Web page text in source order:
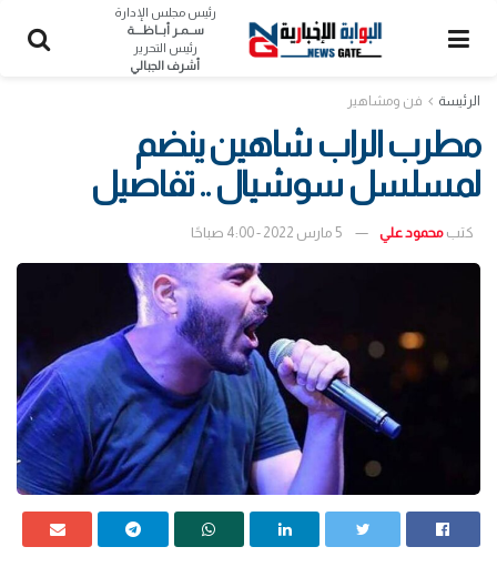
رئيس مجلس الإدارة
ســمـر أبــاظــــة
رئيس التحرير
أشرف الجبالي
الرئيسة فن ومشاهير
مطرب الراب شاهين ينضم
لمسلسل سوشيال .. تفاصيل
كتب محمود علي 5 مارس 2022 - 4:00 صباحًا